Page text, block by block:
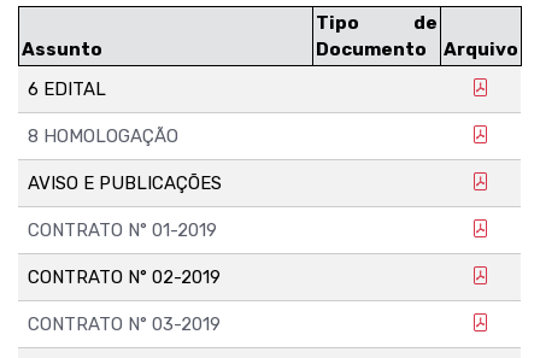
Assunto
Tipo de
Documento
Arquivo
6 EDITAL
8 HOMOLOGAÇÃO
AVISO E PUBLICAÇÕES
CONTRATO N° 01-2019
CONTRATO N° 02-2019
CONTRATO N° 03-2019